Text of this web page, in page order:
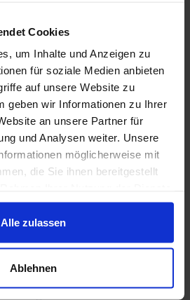
Cookies
um Inhalte und Anzeigen zu
für soziale Medien anbieten
auf unsere Website zu
geben wir Informationen zu Ihrer
an unsere Partner für
und Analysen weiter. Unsere
möglicherweise mit
die Sie ihnen bereitgestellt
Alle zulassen
Ablehnen
sowie an technische
insbesondere die frühe
Transformationsprozess.
Web-Tool "Transformationspfade der
Thema Prozesswärme
Prozesswärme ist ein
Weg zu einer